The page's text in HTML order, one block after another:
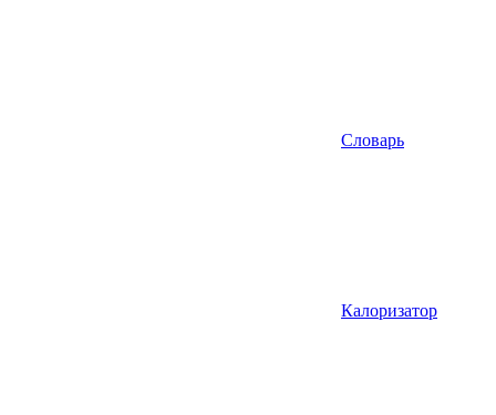
Словарь
Калоризатор